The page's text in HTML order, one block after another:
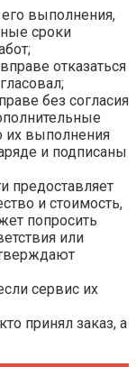
его выполнения,
сроки
отказаться
без согласия
их выполнения
и подписаны
предоставляет
и стоимость,
попросить
или
сервис их
принял заказ, а